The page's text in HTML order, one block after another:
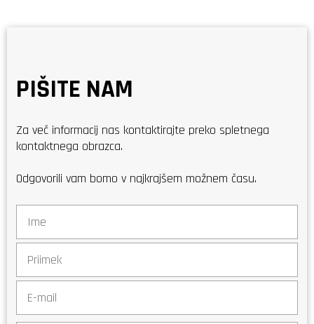
PIŠITE NAM
Za več informacij nas kontaktirajte preko spletnega
kontaktnega obrazca.
Odgovorili vam bomo v najkrajšem možnem času.